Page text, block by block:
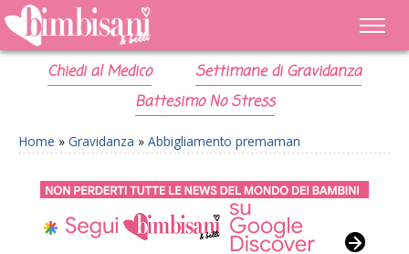
Chiedi al Medico
Settimane di Gravidanza
Battesimo No Stress
Home » Gravidanza » Abbigliamento premaman